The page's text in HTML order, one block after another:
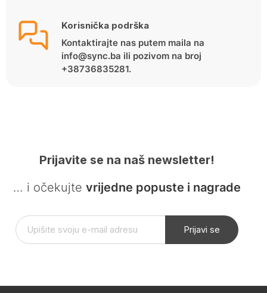
Korisnička podrška
Kontaktirajte nas putem maila na
info@sync.ba ili pozivom na broj
+38736835281.
Prijavite se na naš newsletter!
… i očekujte vrijedne popuste i nagrade
Prijavi se